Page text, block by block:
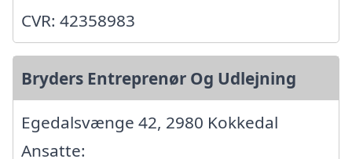
CVR: 42358983
Bryders Entreprenør Og Udlejning
Egedalsvænge 42, 2980 Kokkedal
Ansatte: